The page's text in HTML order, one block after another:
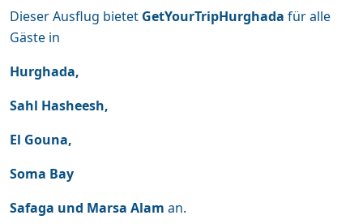
Dieser Ausflug bietet GetYourTripHurghada für alle
Gäste in
Hurghada,
Sahl Hasheesh,
El Gouna,
Soma Bay
Safaga und Marsa Alam an.